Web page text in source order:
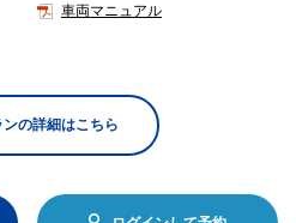
車両マニュアル
の詳細はこちら